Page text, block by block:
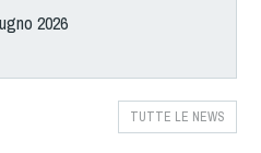
2026
TUTTE LE NEWS